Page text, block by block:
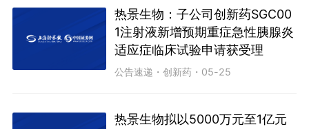
热景生物：子公司创新药SGC00
1注射液新增预期重症急性胰腺炎
适应症临床试验申请获受理
公告速递 ・创新药 ・ 05-25
热景生物拟以5000万元至1亿元